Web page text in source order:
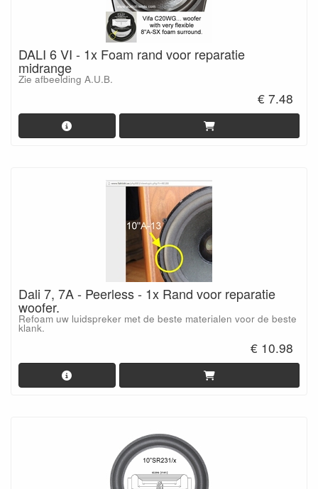
DALI 6 VI - 1x Foam rand voor reparatie
midrange
Zie afbeelding A.U.B.
€ 7.48
Dali 7, 7A - Peerless - 1x Rand voor reparatie
woofer.
Refoam uw luidspreker met de beste materialen voor de beste
klank.
€ 10.98